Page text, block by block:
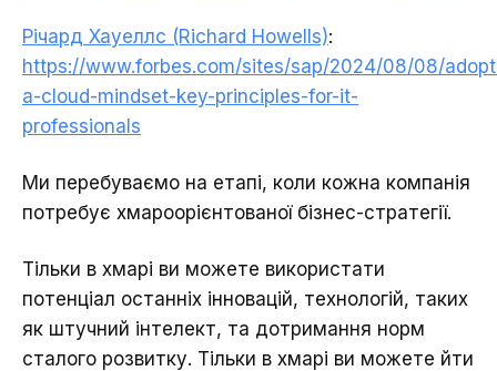
Річард Хауеллс (Richard Howells):
https://www.forbes.com/sites/sap/2024/08/08/
a-cloud-mindset-key-principles-for-it-
professionals
Ми перебуваємо на етапі, коли кожна компанія
потребує хмароорієнтованої бізнес-стратегії.
Тільки в хмарі ви можете використати
потенціал останніх інновацій, технологій, таких
як штучний інтелект, та дотримання норм
сталого розвитку. Тільки в хмарі ви можете йти